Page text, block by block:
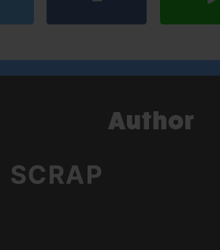
SCRAP